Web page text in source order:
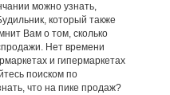
можно узнать,
который также
Вам о том, сколько
Нет времени
и гипермаркетах
поиском по
что на пике продаж?